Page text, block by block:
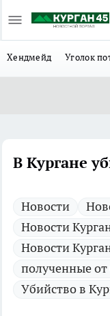
Хендмейд Уголок
В Кургане
Новости
Новости
Новости
полученные от
Убийство в